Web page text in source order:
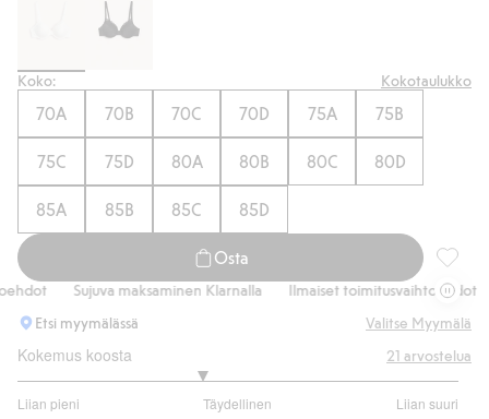
Koko: Kokotaulukko
70A 70B 70C 70D 75A 75B
75C 75D 80A 80B 80C 80D
85A 85B 85C 85D
Osta
Sujuva maksaminen Klarnalla Ilmaiset toimitusvaihtoehdot
Etsi myymälässä
Valitse Myymälä
Kokemus koosta
Liian pieni Täydellinen Liian suuri
/
21 arvostelua